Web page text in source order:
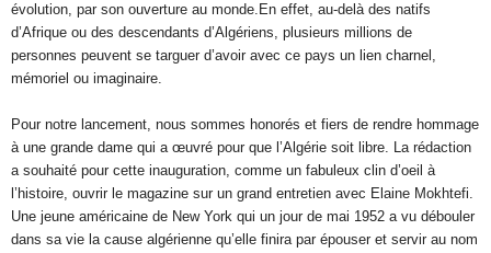
évolution, par son ouverture au monde.En effet, au-delà des natifs
d’Afrique ou des descendants d’Algériens, plusieurs millions de
personnes peuvent se targuer d’avoir avec ce pays un lien charnel,
mémoriel ou imaginaire.
Pour notre lancement, nous sommes honorés et fiers de rendre hommage
à une grande dame qui a œuvré pour que l’Algérie soit libre. La rédaction
a souhaité pour cette inauguration, comme un fabuleux clin d’oeil à
l’histoire, ouvrir le magazine sur un grand entretien avec Elaine Mokhtefi.
Une jeune américaine de New York qui un jour de mai 1952 a vu débouler
dans sa vie la cause algérienne qu’elle finira par épouser et servir au nom